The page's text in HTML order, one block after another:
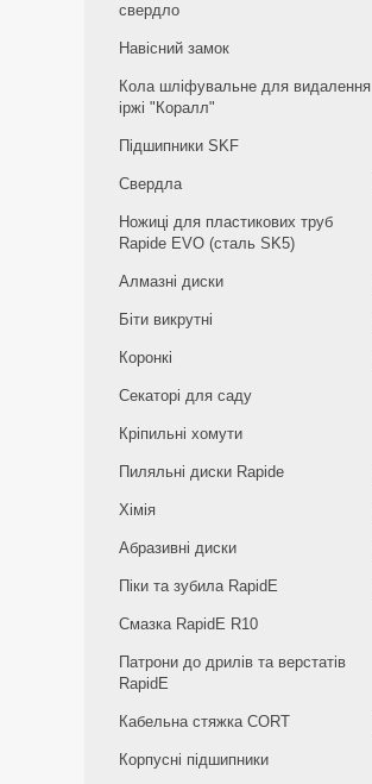
свердло
Навісний замок
Кола шліфувальне для видалення
іржі "Коралл"
Підшипники SKF
Свердла
Ножиці для пластикових труб
Rapide EVO (сталь SK5)
Алмазні диски
Біти викрутні
Коронкі
Секаторі для саду
Кріпильні хомути
Пиляльні диски Rapide
Хімія
Абразивні диски
Піки та зубила RapidE
Смазка RapidE R10
Патрони до дрилів та верстатів
RapidE
Кабельна стяжка СORT
Корпусні підшипники